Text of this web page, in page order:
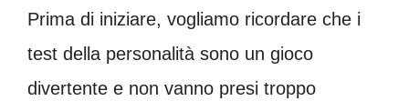
Prima di iniziare, vogliamo ricordare che i
test della personalità sono un gioco
divertente e non vanno presi troppo